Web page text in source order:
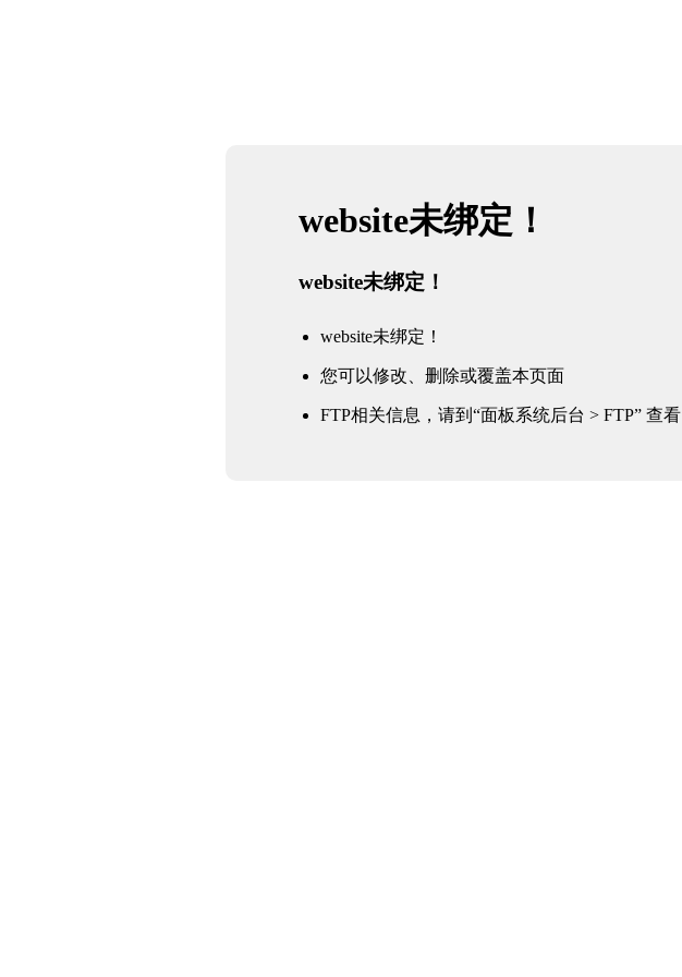
website未绑定！
website未绑定！
website未绑定！
您可以修改、删除或覆盖本页面
FTP相关信息，请到“面板系统后台 > FTP” 查看